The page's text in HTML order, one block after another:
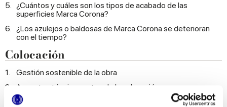
5. ¿Cuántos y cuáles son los tipos de acabado de las
superficies Marca Corona?
6. ¿Los azulejos o baldosas de Marca Corona se deterioran
con el tiempo?
Colocación
1.
Gestión sostenible de la obra
2.
Aspectos técnicos antes de la colocación
Aspectos técnicos durante la colocación